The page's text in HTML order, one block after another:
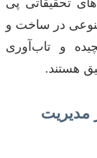
تحقیقاتی پی
در ساخت و
و تاب‌آوری
هستند.
مدیریت